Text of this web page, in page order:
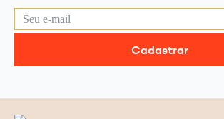
Cadastrar